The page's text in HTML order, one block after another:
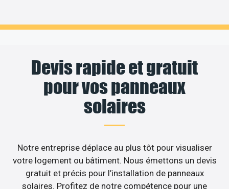
Devis rapide et gratuit
pour vos panneaux
solaires
Notre entreprise déplace au plus tôt pour visualiser
votre logement ou bâtiment. Nous émettons un devis
gratuit et précis pour l’installation de panneaux
solaires. Profitez de notre compétence pour une